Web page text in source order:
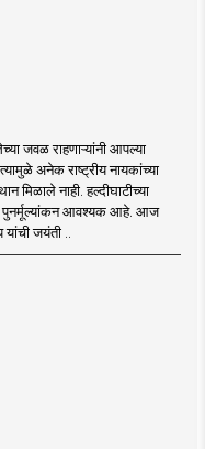
जवळ राहणाऱ्यांनी आपल्या
अनेक राष्ट्रीय नायकांच्या
मिळाले नाही. हल्दीघाटीच्या
पुनर्मूल्यांकन आवश्यक आहे. आज
जयंती ..